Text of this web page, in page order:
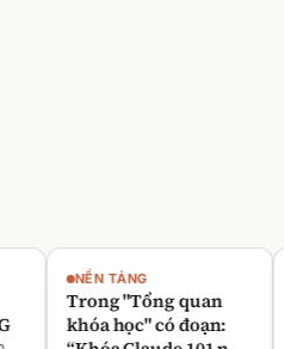
NỀN TẢNG
Trong "Tổng quan
khóa học" có đoạn: